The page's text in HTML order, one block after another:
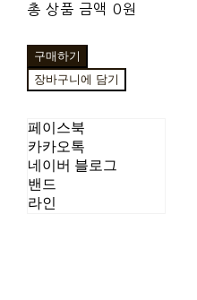
총 상품 금액 0원
구매하기
장바구니에 담기
페이스북
카카오톡
네이버 블로그
밴드
라인